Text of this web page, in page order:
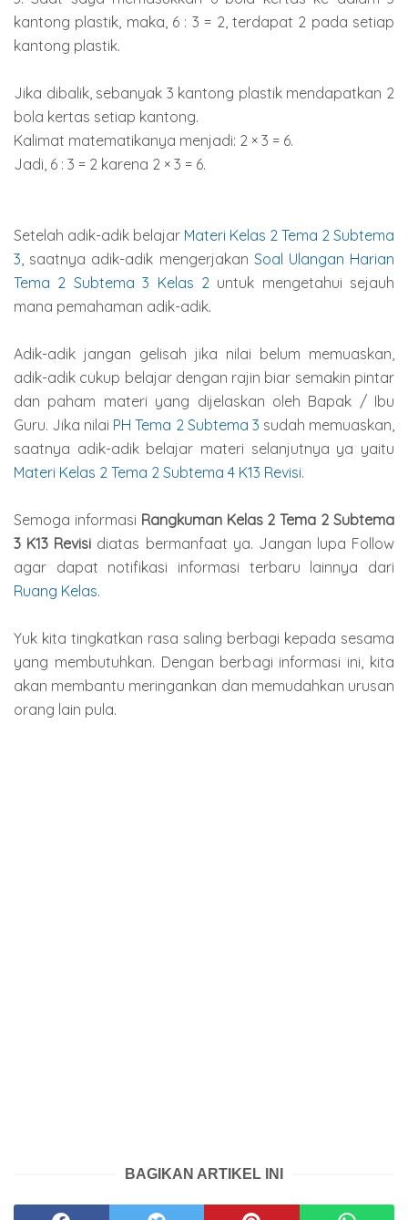
kantong plastik, maka, 6 : 3 = 2, terdapat 2 pada setiap
kantong plastik.
Jika dibalik, sebanyak 3 kantong plastik mendapatkan 2
bola kertas setiap kantong.
Kalimat matematikanya menjadi: 2 × 3 = 6.
Jadi, 6 : 3 = 2 karena 2 × 3 = 6.
Setelah adik-adik belajar Materi Kelas 2 Tema 2 Subtema
3, saatnya adik-adik mengerjakan Soal Ulangan Harian
Tema 2 Subtema 3 Kelas 2untuk mengetahui sejauh
mana pemahaman adik-adik.
Adik-adik jangan gelisah jika nilai belum memuaskan,
adik-adik cukup belajar dengan rajin biar semakin pintar
dan paham materi yang dijelaskan oleh Bapak / Ibu
Guru. Jika nilai PH Tema 2 Subtema 3 sudah memuaskan,
saatnya adik-adik belajar materi selanjutnya ya yaitu
Materi Kelas 2 Tema 2 Subtema 4 K13 Revisi.
Semoga informasi Rangkuman Kelas 2 Tema 2 Subtema
3 K13 Revisi diatas bermanfaat ya. Jangan lupa Follow
agar dapat notifikasi informasi terbaru lainnya dari
Ruang Kelas.
Yuk kita tingkatkan rasa saling berbagi kepada sesama
yang membutuhkan. Dengan berbagi informasi ini, kita
akan membantu meringankan dan memudahkan urusan
orang lain pula.
BAGIKAN ARTIKEL INI